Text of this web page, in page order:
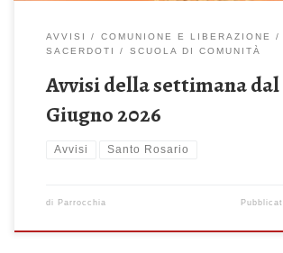
AVVISI
COMUNIONE E LIBERAZIONE
SACERDOTI
SCUOLA DI COMUNITÀ
Avvisi della settimana dal
Giugno 2026
Avvisi Santo Rosario
di Parrocchia